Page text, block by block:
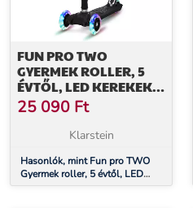
FUN PRO TWO
GYERMEK ROLLER, 5
ÉVTŐL, LED KEREKEK,
80 KG,
ÖSSZECSUKHATÓ,
ÁLLÍTHATÓ
25 090 Ft
Klarstein
Hasonlók, mint Fun pro TWO
Gyermek roller, 5 évtől, LED
kerekek, 80 kg, összecsukható,